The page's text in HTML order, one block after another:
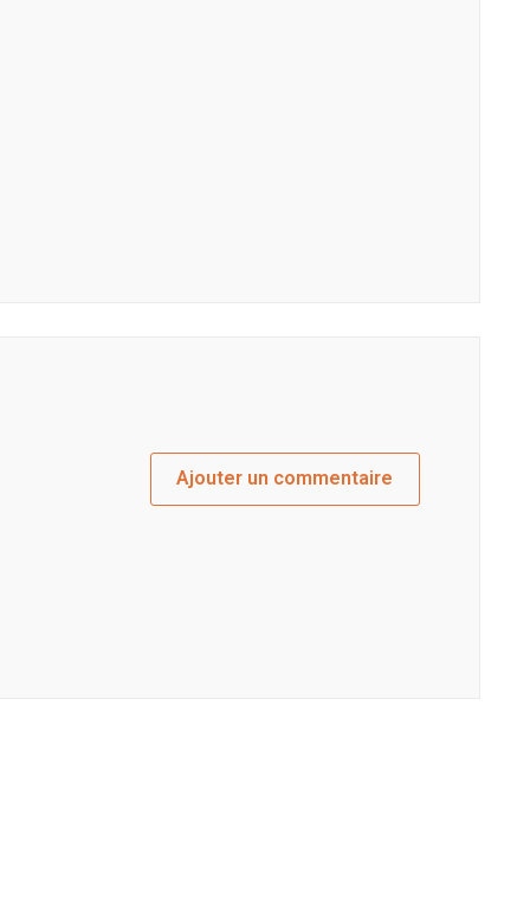
Ajouter un commentaire